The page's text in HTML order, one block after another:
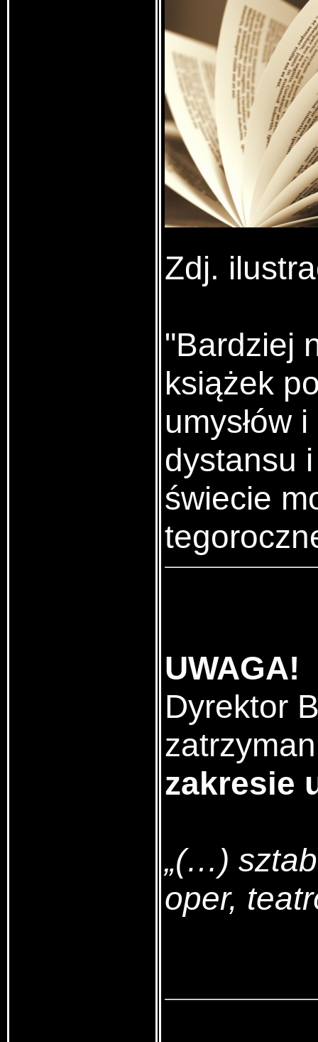
Zdj.
"Bardziej
książek
umysłów
dystansu
świecie
UWAGA!
Dyrektor
zakresie
„(…)
oper,